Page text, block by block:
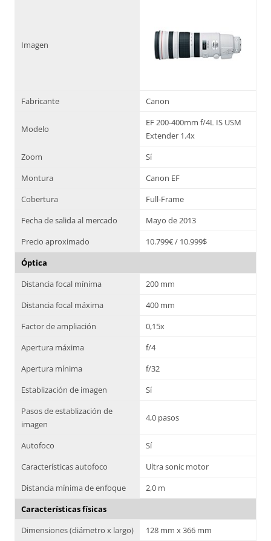
Imagen
Fabricante Canon
Modelo
EF 200-400mm f/4L IS USM
Extender 1.4x
Zoom
Sí
Montura
Canon EF
Cobertura
Full-Frame
Fecha de salida al mercado
Mayo de 2013
Precio aproximado
10.799€ / 10.999$
Óptica
Distancia focal mínima
200 mm
Distancia focal máxima
400 mm
Factor de ampliación
0,15x
Apertura máxima
f/4
Apertura mínima
f/32
Establización de imagen
Sí
Pasos de establización de
imagen
4,0 pasos
Autofoco
Sí
Características autofoco
Ultra sonic motor
Distancia mínima de enfoque
2,0 m
Características físicas
Dimensiones (diámetro x largo)
128 mm x 366 mm